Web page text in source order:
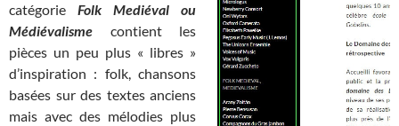
catégorie Folk Mediéval ou
Médiévalisme
contient les
pièces un peu plus « libres »
d’inspiration : folk, chansons
basées sur des textes anciens
mais avec des mélodies plus